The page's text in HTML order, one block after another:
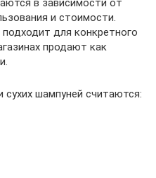
в зависимости от
и стоимости.
для конкретного
продают как
шампуней считаются: